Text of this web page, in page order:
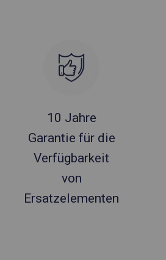
10 Jahre
Garantie für die
Verfügbarkeit
von
Ersatzelementen